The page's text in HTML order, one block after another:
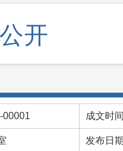
开
00001 成文时
发布日